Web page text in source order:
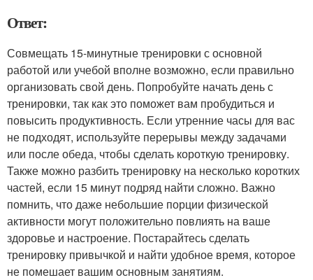
Ответ:
Совмещать 15-минутные тренировки с основной
работой или учебой вполне возможно, если правильно
организовать свой день. Попробуйте начать день с
тренировки, так как это поможет вам пробудиться и
повысить продуктивность. Если утренние часы для вас
не подходят, используйте перерывы между задачами
или после обеда, чтобы сделать короткую тренировку.
Также можно разбить тренировку на несколько коротких
частей, если 15 минут подряд найти сложно. Важно
помнить, что даже небольшие порции физической
активности могут положительно повлиять на ваше
здоровье и настроение. Постарайтесь сделать
тренировку привычкой и найти удобное время, которое
не помешает вашим основным занятиям.